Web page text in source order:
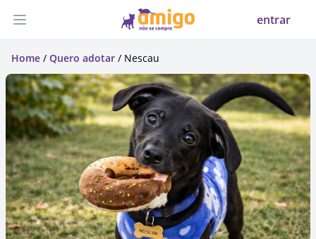
Abrir menu entrar
Home / Quero adotar / Nescau